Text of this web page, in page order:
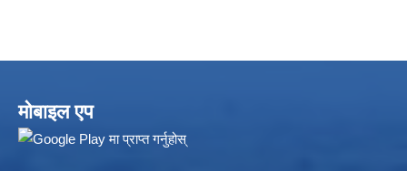
मोबाइल एप